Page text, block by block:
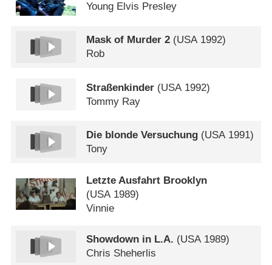
Young Elvis Presley
Mask of Murder 2 (USA1992)
Rob
Straßenkinder (USA 1992)
Tommy Ray
Die blonde Versuchung (USA 1991)
Tony
Letzte Ausfahrt Brooklyn
(USA 1989)
Vinnie
Showdown in L.A. (USA1989)
Chris Sheherlis